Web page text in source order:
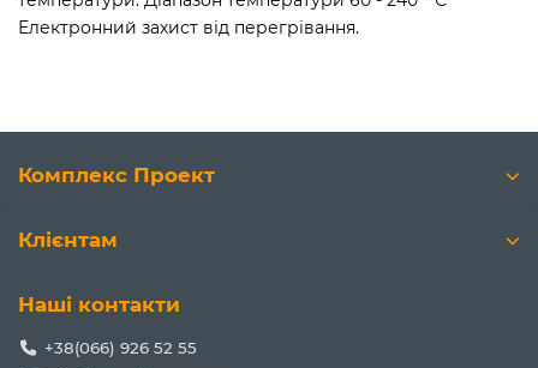
Електронний захист від перегрівання.
Комплекс Проект
Клієнтам
Наші контакти
+38(066) 926 52 55